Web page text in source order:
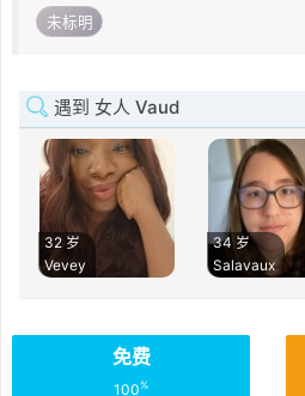
未标明
遇到 女人 Vaud
32 岁
Vevey
34 岁
Salavaux
免费
100%